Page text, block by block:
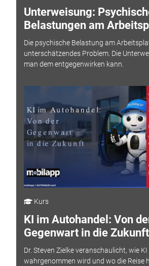
Unterweisung:
Belastungen am
Die psychische Belastung am
unterschätzendes Problem. Die
man dem entgegenwirken kann.
Kurs
KI im Autohandel: Von
Gegenwart in die Zukunft
Dr. Steven Zielke veranschaulicht, wie
wahrgenommen wird und wo die Reise